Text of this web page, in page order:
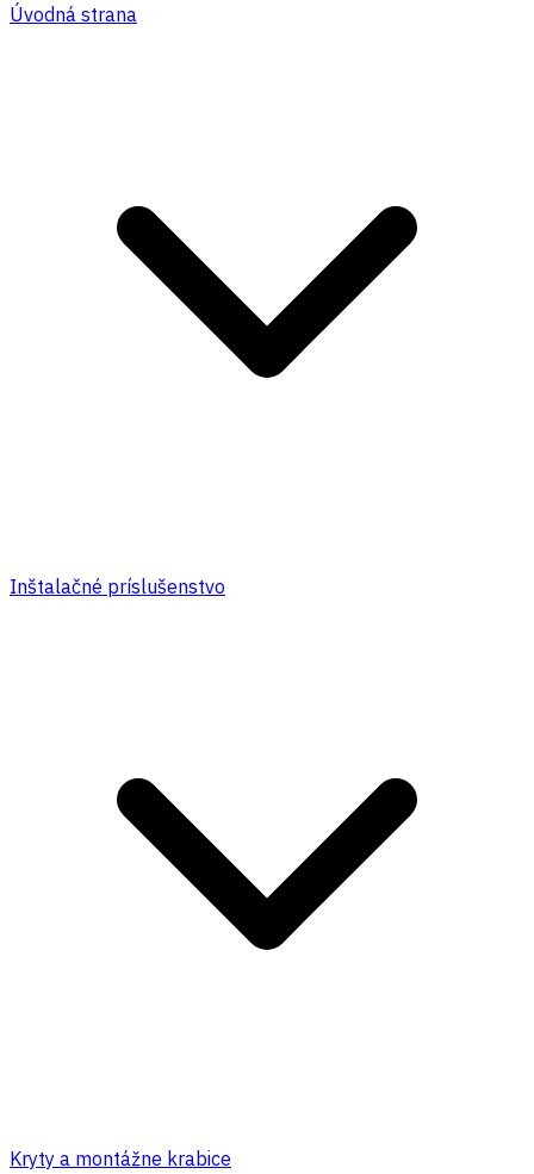
Úvodná strana
Inštalačné príslušenstvo
Kryty a montážne krabice